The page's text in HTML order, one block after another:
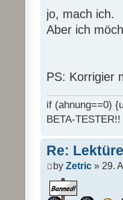
jo, mach ich.
Aber ich
PS: Korrigier
if (ahnung==0)
BETA-TESTER!!
Re:
by Zetric » 29.